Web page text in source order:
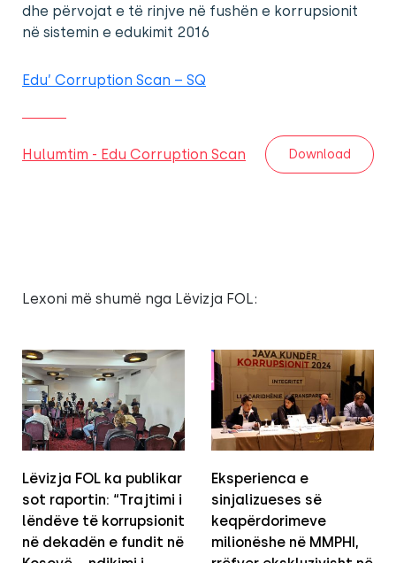
dhe përvojat e të rinjve në fushën e korrupsionit
në sistemin e edukimit 2016
Edu’ Corruption Scan – SQ
Hulumtim - Edu Corruption Scan Download
Lexoni më shumë nga Lëvizja FOL:
Lëvizja FOL ka publikar
sot raportin: “Trajtimi i
lëndëve të korrupsionit
në dekadën e fundit në
Eksperienca e
sinjalizueses së
keqpërdorimeve
milionëshe në MMPHI,